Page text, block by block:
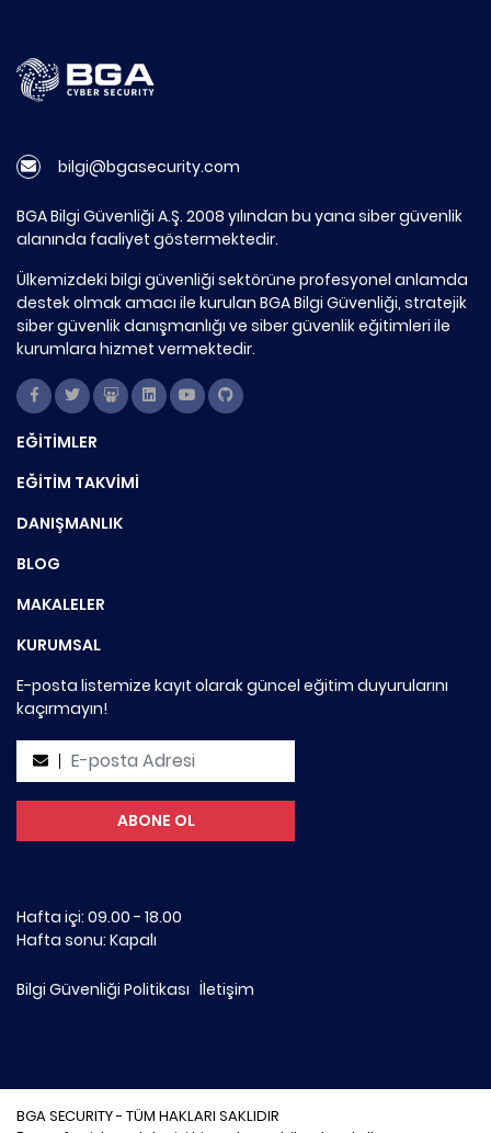
bilgi@bgasecurity.com
BGA Bilgi Güvenliği A.Ş. 2008 yılından bu yana siber güvenlik
alanında faaliyet göstermektedir.
Ülkemizdeki bilgi güvenliği sektörüne profesyonel anlamda
destek olmak amacı ile kurulan BGA Bilgi Güvenliği, stratejik
siber güvenlik danışmanlığı ve siber güvenlik eğitimleri ile
kurumlara hizmet vermektedir.
EĞİTİMLER
EĞİTİM TAKVİMİ
DANIŞMANLIK
BLOG
MAKALELER
KURUMSAL
E-posta listemize kayıt olarak güncel eğitim duyurularını
kaçırmayın!
Hafta içi: 09.00 - 18.00
Hafta sonu: Kapalı
Bilgi Güvenliği Politikası İletişim
BGA SECURITY - TÜM HAKLARI SAKLIDIR